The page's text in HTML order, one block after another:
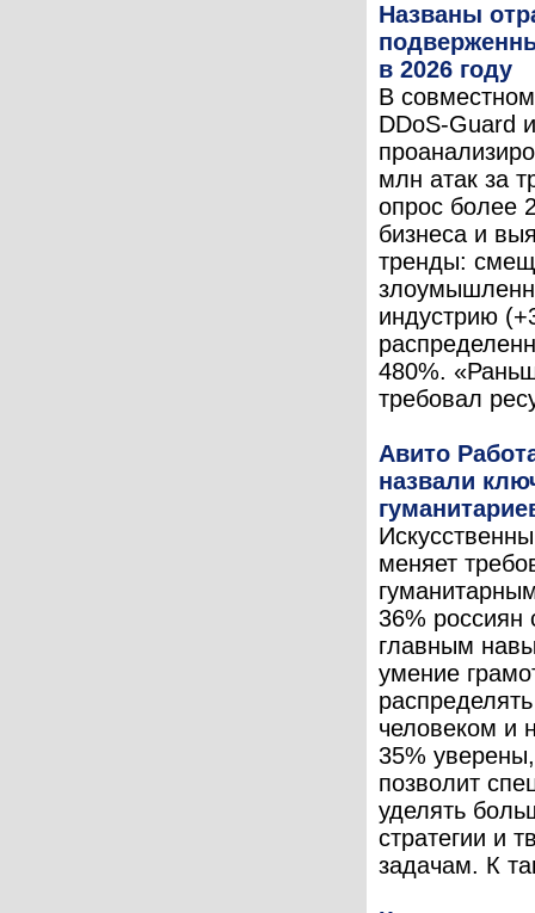
Названы
в 2026 году
В
DDoS-Guard
млн атак за
опрос более
бизнеса и
тренды:
индустрию
480%.
требовал
Авито
назвали
меняет
36% россиян
главным
умение
человеком и
35%
позволит
уделять
стратегии и
задачам. К